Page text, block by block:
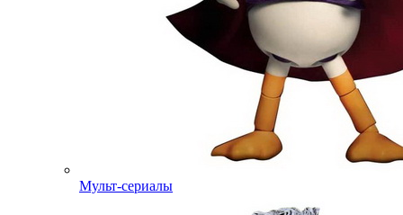
Мульт-сериалы